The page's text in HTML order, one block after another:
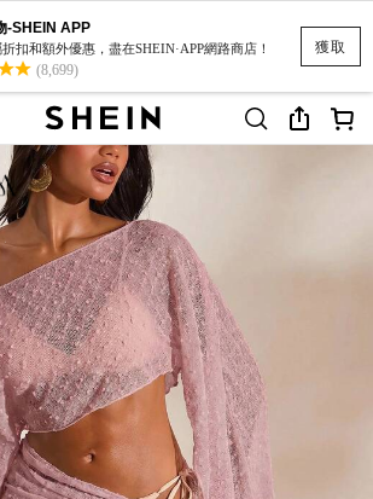
獲取
-SHEIN APP
扣和額外優惠，盡在SHEIN·APP網路商店！
(8,699)